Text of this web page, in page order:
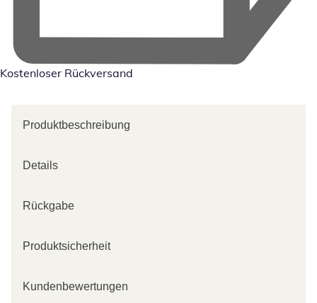
Kostenloser Rückversand
Produktbeschreibung
Details
Rückgabe
Produktsicherheit
Kundenbewertungen